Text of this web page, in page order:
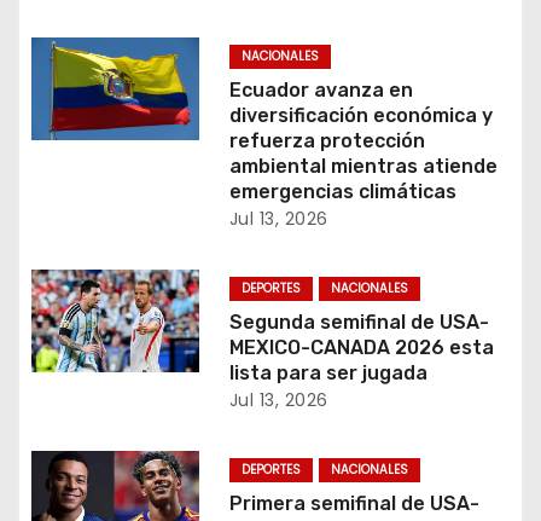
d
e
e
r
a
a
s
NACIONALES
Ecuador avanza en
diversificación económica y
refuerza protección
ambiental mientras atiende
emergencias climáticas
Jul 13, 2026
DEPORTES NACIONALES
Segunda semifinal de USA-
MEXICO-CANADA 2026 esta
lista para ser jugada
Jul 13, 2026
DEPORTES NACIONALES
Primera semifinal de USA-